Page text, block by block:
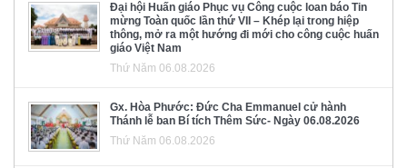
Đại hội Huấn giáo Phục vụ Công cuộc loan báo Tin
mừng Toàn quốc lần thứ VII – Khép lại trong hiệp
thông, mở ra một hướng đi mới cho công cuộc huấn
giáo Việt Nam
Thứ Năm 06.08.2026
Gx. Hòa Phước: Đức Cha Emmanuel cử hành
Thánh lễ ban Bí tích Thêm Sức- Ngày 06.08.2026
Thứ Năm 06.08.2026